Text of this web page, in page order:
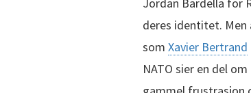
deres identitet.
som Xavier Bertrand
NATO sier en del